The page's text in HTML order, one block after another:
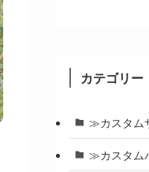
カテゴリー
≫カスタム
≫カスタム